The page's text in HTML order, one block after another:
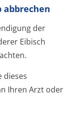
abbrechen
der
Eibisch
dieses
Ihren Arzt oder